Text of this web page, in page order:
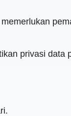
privasi data